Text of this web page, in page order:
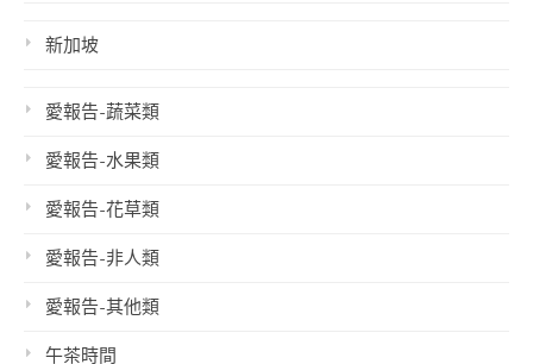
新加坡
愛報告-蔬菜類
愛報告-水果類
愛報告-花草類
愛報告-非人類
愛報告-其他類
午茶時間